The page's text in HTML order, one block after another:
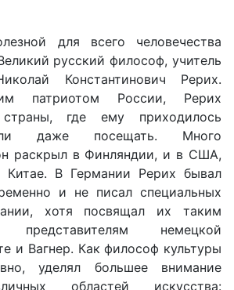
для всего человечества
русский философ, учитель
Константинович Рерих.
патриотом России, Рерих
где ему приходилось
даже посещать. Много
раскрыл в Финляндии, и в США,
В Германии Рерих бывал
и не писал специальных
хотя посвящал их таким
представителям немецкой
и Вагнер. Как философ культуры
уделял большее внимание
областей искусства: